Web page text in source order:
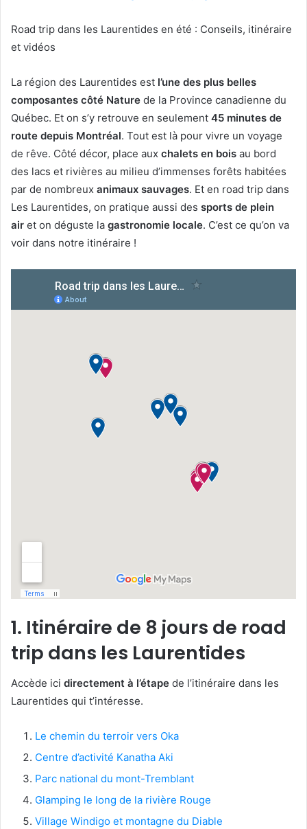
Road trip dans les Laurentides en été : Conseils, itinéraire
et vidéos
La région des Laurentides est l’une des plus belles
composantes côté Nature de la Province canadienne du
Québec. Et on s’y retrouve en seulement 45 minutes de
route depuis Montréal. Tout est là pour vivre un voyage
de rêve. Côté décor, place aux chalets en bois au bord
des lacs et rivières au milieu d’immenses forêts habitées
par de nombreux animaux sauvages. Et en road trip dans
Les Laurentides, on pratique aussi des sports de plein
air et on déguste la gastronomie locale. C’est ce qu’on va
voir dans notre itinéraire !
1. Itinéraire de 8 jours de road
trip dans les Laurentides
Accède ici directement à l’étape de l’itinéraire dans les
Laurentides qui t’intéresse.
Le chemin du terroir vers Oka
Centre d’activité Kanatha Aki
Parc national du mont-Tremblant
Glamping le long de la rivière Rouge
Village Windigo et montagne du Diable